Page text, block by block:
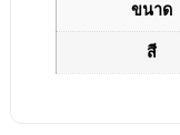
ขนาด
สี